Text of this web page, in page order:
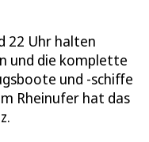
22 Uhr halten
und die komplette
und -schiffe
Rheinufer hat das